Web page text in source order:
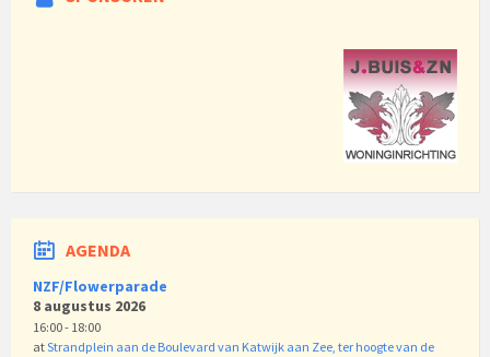
AGENDA
NZF/Flowerparade
8 augustus 2026
16:00 - 18:00
atStrandplein aan de Boulevard van Katwijk aan Zee, ter hoogte van de